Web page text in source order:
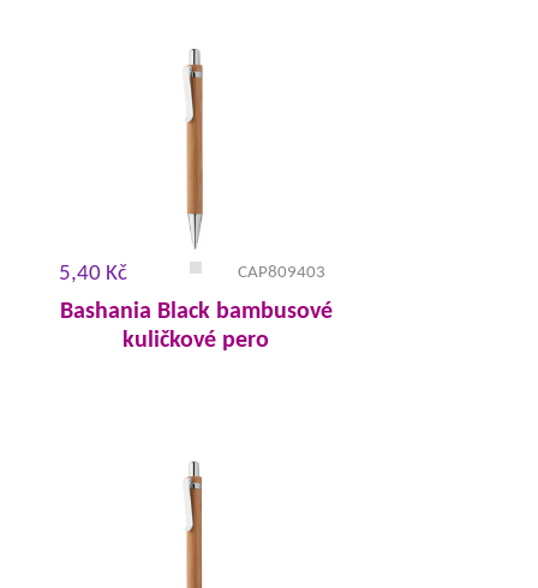
5,40 Kč CAP809403
Bashania Black bambusové
kuličkové pero